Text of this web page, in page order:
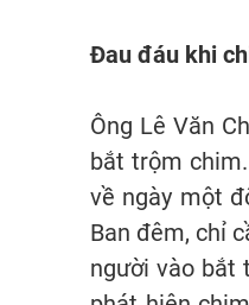
Đau đáu khi
Ông Lê Văn
bắt trộm
về ngày một
Ban đêm, chỉ
người vào bắt